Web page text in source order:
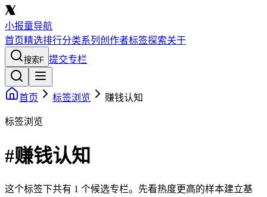
小报童导航
首页精选排行分类系列 创作者标签探索关于
搜索F 提交专栏
首页 标签浏览 赚钱认知
标签浏览
#赚钱认知
这个标签下共有 1 个候选专栏。先看热度更高的样本建立基